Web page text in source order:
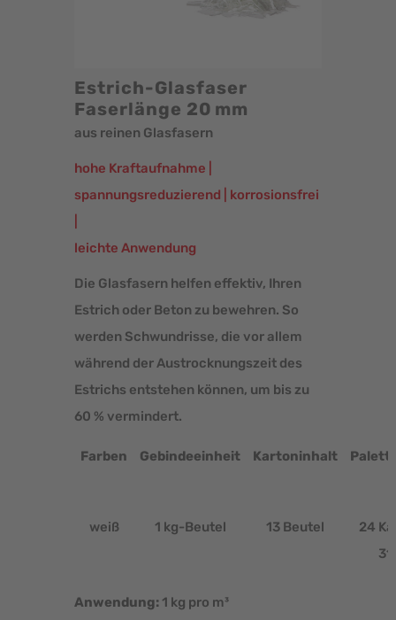
Estrich-Glasfaser
Faserlänge 20 mm
aus reinen Glasfasern
hohe Kraftaufnahme |
spannungsreduzierend | korrosionsfrei
­leichte Anwendung
Die Glasfasern helfen effektiv, Ihren
Estrich oder Beton zu bewehren. So
werden Schwundrisse, die vor allem
während der Austrocknungszeit des
Estrichs entstehen können, um bis zu
60 % vermindert.
Farben Gebindeeinheit Kartoninhalt
weiß 1 kg-Beutel 13 Beutel
24
Anwendung:1 kg pro m³